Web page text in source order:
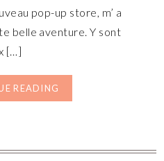
pop-up store, m’ a
belle aventure. Y sont
[…]
READING